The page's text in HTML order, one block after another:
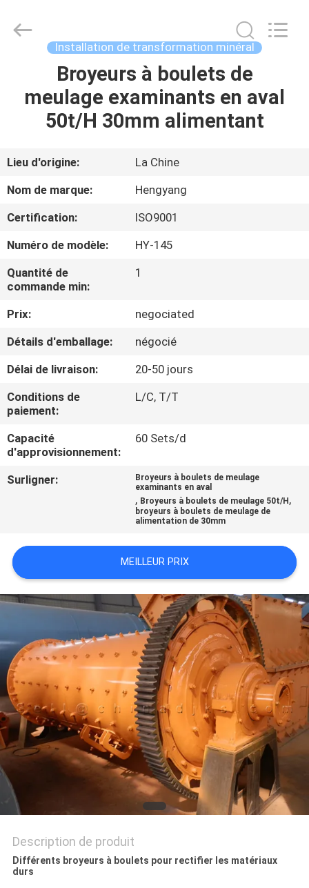
MAISON
PRODUITS
AU
SUJET
DE
VISITE
CONTRÔLE
DE
QUALITÉ
CONTACTEZ-
NOUS
CAS
PLAN
DU
SITE
POLITIQUE
DE
CONFIDENTIALITÉ
Zhengzhou
Hengyang
Installation de transformation minéral
Broyeurs à boulets de
meulage examinants en aval
50t/H 30mm alimentant
Lieu d'origine:
La Chine
Nom de marque:
Hengyang
Certification:
ISO9001
Numéro de modèle:
HY-145
Quantité de
commande min:
1
Prix:
negociated
Détails d'emballage:
négocié
Délai de livraison:
20-50 jours
Conditions de
paiement:
L/C, T/T
Capacité
d'approvisionnement:
60 Sets/d
Surligner:
Broyeurs à boulets de meulage
examinants en aval
, Broyeurs à boulets de meulage 50t/H ,
broyeurs à boulets de meulage de
alimentation de 30mm
MEILLEUR PRIX
Description de produit
Différents broyeurs à boulets pour rectifier les matériaux
durs